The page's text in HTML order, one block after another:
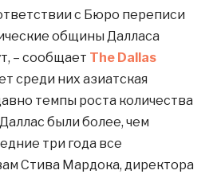
с Бюро переписи
общины Далласа
– сообщает The Dallas
среди них азиатская
темпы роста количества
были более, чем
три года все
Стива Мардока, директора